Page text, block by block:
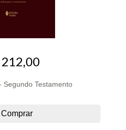
212,00
Segundo Testamento